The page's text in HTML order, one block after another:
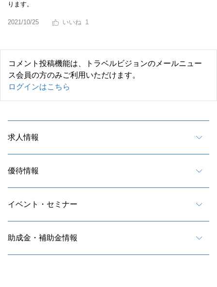
ります。
2021/10/25 1
コメント投稿機能は、トラベルビジョンのメールニュー
ス会員の方のみご利用いただけます。
ログインはこちら
求人情報
優待情報
イベント・セミナー
助成金・補助金情報